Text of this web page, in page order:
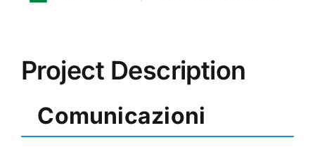
Project Description
Comunicazioni